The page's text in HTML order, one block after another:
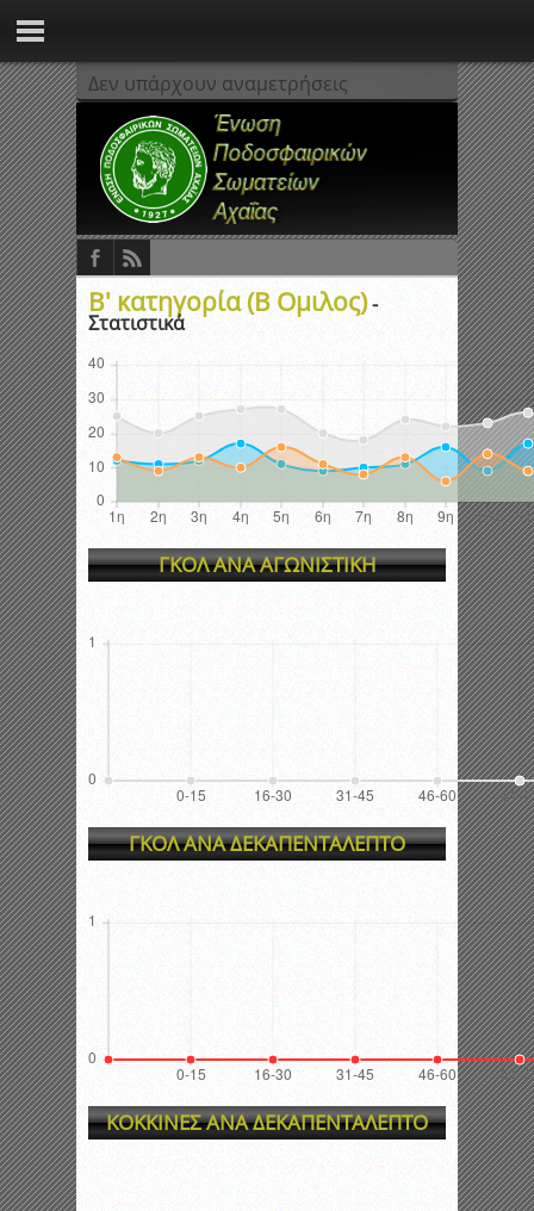
Δεν υπάρχουν αναμετρήσεις
Β' κατηγορία (Β Ομιλος)-
Στατιστικά
ΓΚΟΛ ΑΝΑ ΑΓΩΝΙΣΤΙΚΗ
ΓΚΟΛ ΑΝΑ ΔΕΚΑΠΕΝΤΑΛΕΠΤΟ
ΚΟΚΚΙΝΕΣ ΑΝΑ ΔΕΚΑΠΕΝΤΑΛΕΠΤΟ